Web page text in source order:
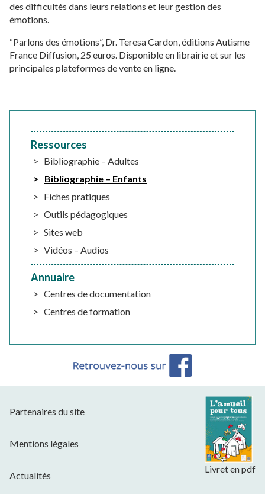
des difficultés dans leurs relations et leur gestion des
émotions.
“Parlons des émotions”, Dr. Teresa Cardon, éditions Autisme
France Diffusion, 25 euros. Disponible en librairie et sur les
principales plateformes de vente en ligne.
Ressources
Bibliographie – Adultes
Bibliographie – Enfants
Fiches pratiques
Outils pédagogiques
Sites web
Vidéos – Audios
Annuaire
Centres de documentation
Centres de formation
Livret en pdf
Partenaires du site
Mentions légales
Actualités